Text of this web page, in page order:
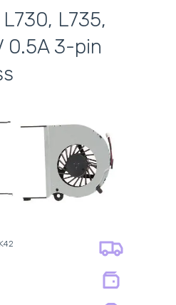
L735,
0.5A 3-pin
курьером